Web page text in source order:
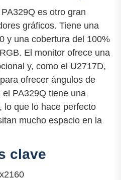
es otro gran
gráficos. Tiene una
y una cobertura del 100%
El monitor ofrece una
y, como el U2717D,
ofrecer ángulos de
PA329Q tiene una
lo que lo hace perfecto
mucho espacio en la
clave